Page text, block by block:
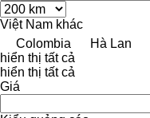
Việt Nam khác
Colombia
Hà Lan
hiển thị tất cả
hiển thị tất cả
Giá